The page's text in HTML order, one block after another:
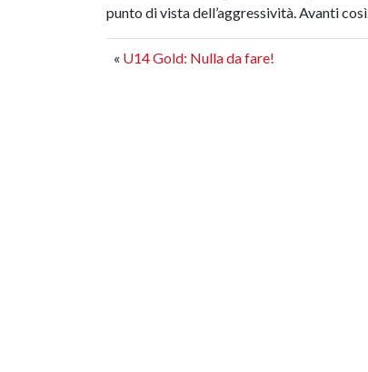
punto di vista dell’aggressività. Avanti così.
« U14 Gold: Nulla da fare!